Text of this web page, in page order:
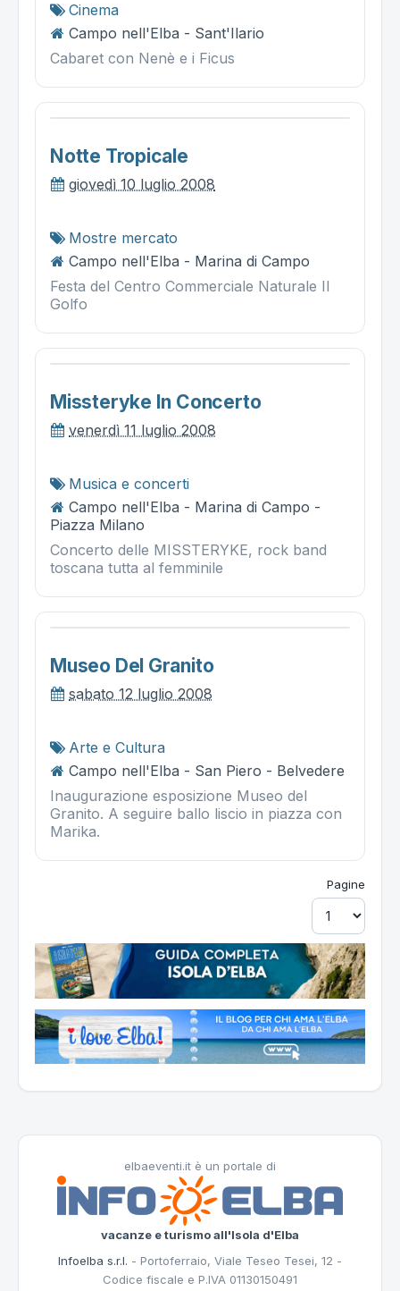
Cinema
Campo nell'Elba - Sant'Ilario
Cabaret con Nenè e i Ficus
Notte Tropicale
giovedì 10 luglio 2008
Mostre mercato
Campo nell'Elba - Marina di Campo
Festa del Centro Commerciale Naturale Il
Golfo
Missteryke In Concerto
venerdì 11 luglio 2008
Musica e concerti
Campo nell'Elba - Marina di Campo -
Piazza Milano
Concerto delle MISSTERYKE, rock band
toscana tutta al femminile
Museo Del Granito
sabato 12 luglio 2008
Arte e Cultura
Campo nell'Elba - San Piero - Belvedere
Inaugurazione esposizione Museo del
Granito. A seguire ballo liscio in piazza con
Marika.
Pagine
elbaeventi.it è un portale di
vacanze e turismo all'Isola d'Elba
Infoelba s.r.l. - Portoferraio, Viale Teseo Tesei, 12 -
Codice fiscale e P.IVA 01130150491